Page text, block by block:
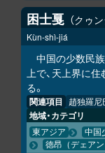
困士戛 クゥ
Kùn-shì-jiá
中国の少数民
上で、天上界に
る。
関連項目 趙独羅尼
地域・カテゴリ
東アジア
中国
徳昂（デェア